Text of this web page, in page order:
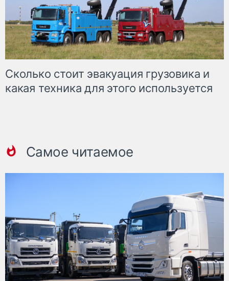
Сколько стоит эвакуация грузовика и
какая техника для этого используется
Самое читаемое